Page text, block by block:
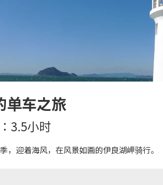
单车之旅
3.5小时
，迎着海风，在风景如画的伊良湖岬骑行。